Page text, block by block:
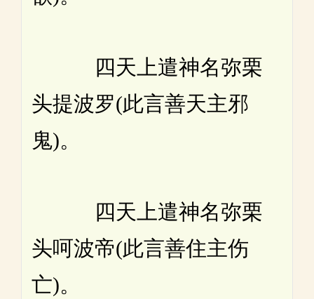
四天上遣神名弥栗
头提波罗(此言善天主邪
鬼)。
四天上遣神名弥栗
头呵波帝(此言善住主伤
亡)。